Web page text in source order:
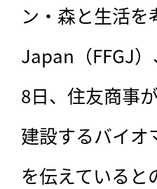
ン・森と生活
Japan（FFGJ
8日、住友商事
建設するバイオ
を伝えていると